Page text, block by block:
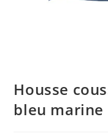
Housse
bleu marine